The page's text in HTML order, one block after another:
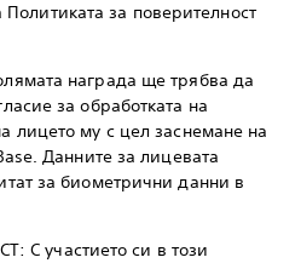
за поверителност
награда ще трябва да
за обработката на
лицето му с цел заснемане на
Данните за лицевата
за биометрични данни в
С участието си в този